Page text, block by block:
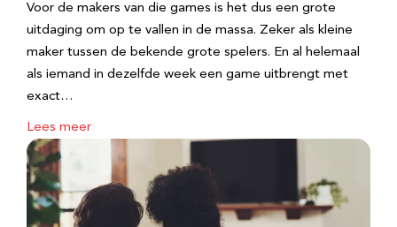
Voor de makers van die games is het dus een grote
uitdaging om op te vallen in de massa. Zeker als kleine
maker tussen de bekende grote spelers. En al helemaal
als iemand in dezelfde week een game uitbrengt met
exact…
Lees meer